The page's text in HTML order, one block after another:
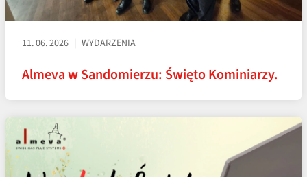
11. 06. 2026 WYDARZENIA
Almeva w Sandomierzu: Święto Kominiarzy.